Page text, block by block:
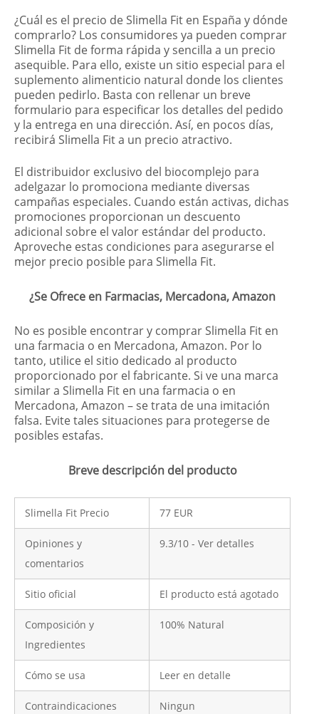
¿Cuál es el precio de Slimella Fit en España y dónde
comprarlo? Los consumidores ya pueden comprar
Slimella Fit de forma rápida y sencilla a un precio
asequible. Para ello, existe un sitio especial para el
suplemento alimenticio natural donde los clientes
pueden pedirlo. Basta con rellenar un breve
formulario para especificar los detalles del pedido
y la entrega en una dirección. Así, en pocos días,
recibirá Slimella Fit a un precio atractivo.
El distribuidor exclusivo del biocomplejo para
adelgazar lo promociona mediante diversas
campañas especiales. Cuando están activas, dichas
promociones proporcionan un descuento
adicional sobre el valor estándar del producto.
Aproveche estas condiciones para asegurarse el
mejor precio posible para Slimella Fit.
¿Se Ofrece en Farmacias, Mercadona, Amazon
No es posible encontrar y comprar Slimella Fit en
una farmacia o en Mercadona, Amazon. Por lo
tanto, utilice el sitio dedicado al producto
proporcionado por el fabricante. Si ve una marca
similar a Slimella Fit en una farmacia o en
Mercadona, Amazon – se trata de una imitación
falsa. Evite tales situaciones para protegerse de
posibles estafas.
Breve descripción del producto
Slimella Fit Precio 77 EUR
Opiniones y
comentarios
9.3/10 - Ver detalles
Sitio oficial El producto está agotado
Composición y
Ingredientes
100% Natural
Cómo se usa Leer en detalle
Contraindicaciones Ningun